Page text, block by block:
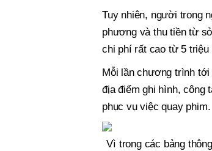
Tuy nhiên, người trong
phương và thu tiền từ
chi phí rất cao từ 5 triệu
Mỗi lần chương trình
địa điểm ghi hình, công
phục vụ việc quay phim.
Vì trong các bảng